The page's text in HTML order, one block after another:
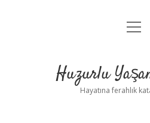
Anasayfa
Yasal
Huzurlu
Hayatına ferahlık